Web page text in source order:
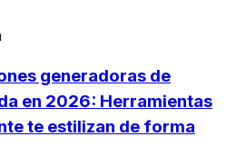
generadoras de
en 2026: Herramientas
te estilizan de forma